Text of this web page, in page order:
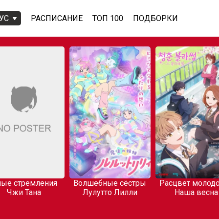
РАСПИСАНИЕ ТОП 100 ПОДБОРКИ
стремления
Чжи Тана
Волшебные сёстры
Лулутто Лилли
Расцвет
Наша весна